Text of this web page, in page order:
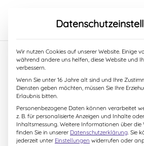
Es wird wieder
Was glitzert im
kleiner Fuchs?
Kinderlesung
Wir nutzen Cookies auf unserer Website. Einige
während andere uns helfen, diese Website und
verbessern.
Wenn Sie unter 16 Jahre alt sind und Ihre
Diensten geben möchten, müssen Sie Ihre
Erlaubnis bitten.
Personenbezogene Daten können verarbeitet
z. B. für personalisierte Anzeigen und Inhalte
Inhaltsmessung. Weitere Informationen über
finden Sie in unserer Datenschutzerklärung. Sie
jederzeit unter Einstellungen widerrufen oder